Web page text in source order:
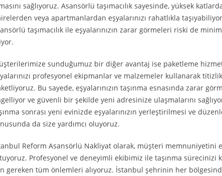
sağlıyoruz. Asansörlü taşımacılık sayesinde, yüksek
veya apartmanlardan eşyalarınızı rahatlıkla
taşımacılık ile eşyalarınızın zarar görmeleri riski de
sunduğumuz bir diğer avantaj ise paketleme
profesyonel ekipmanlar ve malzemeler kullanarak
Bu sayede, eşyalarınızın taşınma esnasında zarar
ve güvenli bir şekilde yeni adresinize ulaşmalarını
sonrası yeni evinizde eşyalarınızın yerleştirilmesi ve
da size yardımcı oluyoruz.
Reform Asansörlü Nakliyat olarak, müşteri memnuniyetini
Profesyonel ve deneyimli ekibimiz ile taşınma sürecinizi
gereken tüm önlemleri alıyoruz. İstanbul şehrinin her